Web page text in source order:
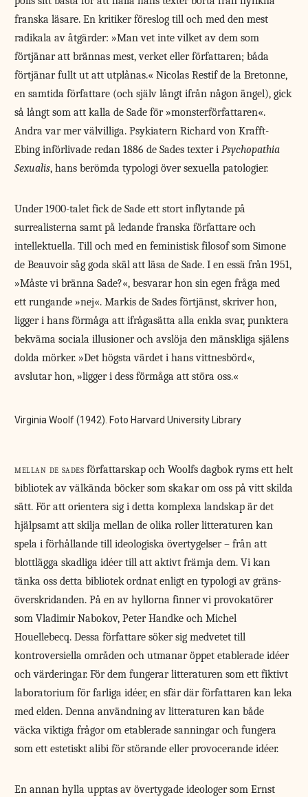
franska läsare. En kritiker föreslog till och med den mest
radikala av åtgärder: »Man vet inte vilket av dem som
förtjänar att brännas mest, verket eller författaren; båda
förtjänar fullt ut att utplånas.« Nicolas Restif de la Bretonne,
en samtida författare (och själv långt ifrån någon ängel), gick
så långt som att kalla de Sade för »monsterförfattaren«.
Andra var mer välvilliga. Psykiatern Richard von Krafft-
Ebing införlivade redan 1886 de Sades texter iPsychopathia
Sexualis, hans berömda typologi över sexuella patologier.
Under 1900-talet fick de Sade ett stort inflytande på
surrealisterna samt på ledande franska författare och
intellektuella. Till och med en feministisk filosof som Simone
de ­Beauvoir såg goda skäl att läsa de Sade. I en essä från 1951,
»Måste vi bränna Sade?«, besvarar hon sin egen fråga med
ett rungande »nej«. Markis de Sades förtjänst, skriver hon,
ligger i hans förmåga att ifrågasätta alla enkla svar, punktera
bekväma sociala illusioner och avslöja den mänskliga själens
dolda mörker. »Det högsta värdet i hans vittnesbörd«,
avslutar hon, »ligger i dess förmåga att störa oss.«
Virginia Woolf (1942). Foto Harvard University Library
mellan de sades författarskap och Woolfs dagbok ryms ett helt
bibliotek av välkända böcker som skakar om oss på vitt skilda
sätt. För att orientera sig i detta komplexa landskap är det
hjälpsamt att skilja mellan de olika roller litteraturen kan
spela i förhållande till ideologiska övertygelser – från att
blottlägga skadliga idéer till att aktivt främja dem. Vi kan
tänka oss detta bibliotek ordnat enligt en typologi av gräns­
överskridanden. På en av hyllorna finner vi provokatörer
som Vladimir Nabokov, Peter Handke och Michel
Houellebecq. Dessa författare söker sig medvetet till
kontroversiella områden och utmanar öppet etablerade idéer
och ­värderingar. För dem fungerar litteraturen som ett fiktivt
laboratorium för farliga idéer, en sfär där författaren kan leka
med elden. Denna användning av litteraturen kan både
väcka viktiga frågor om etablerade sanningar och fungera
som ett estetiskt alibi för störande eller provocerande idéer.
En annan hylla upptas av övertygade ideologer som Ernst